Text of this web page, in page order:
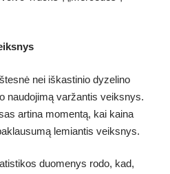
nei iškastinio dyzelino
naudojimą varžantis veiksnys.
artina momentą, kai kaina
lemiantis veiksnys.
duomenys rodo, kad,